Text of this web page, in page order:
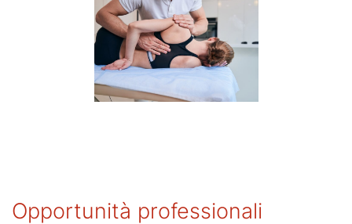
Opportunità professionali